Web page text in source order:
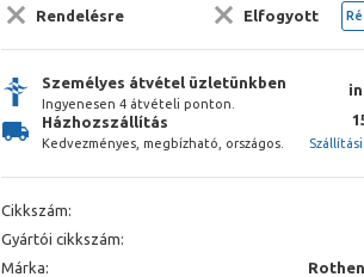
Rendelésre Elfogyott
Személyes átvétel üzletünkben
Ingyenesen 4 átvételi ponton.
Házhozszállítás
Kedvezményes, megbízható, országos.
Cikkszám:
Gyártói cikkszám:
Márka: